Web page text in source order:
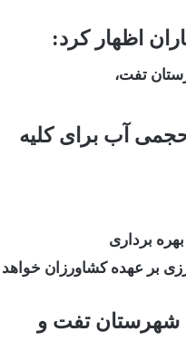
اظهار کرد:
تفت،
آب برای کلیه
برداری
بر عهده کشاورزان خواهد
به اینکه ۶ دشت در حوزه شهرستان تفت و